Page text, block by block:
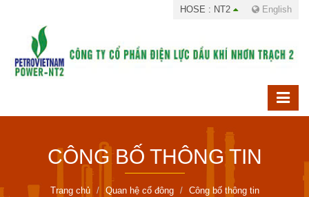
HOSE : NT2 English
CÔNG BỐ THÔNG TIN
Trang chủ Quan hệ cổ đông Công bố thông tin